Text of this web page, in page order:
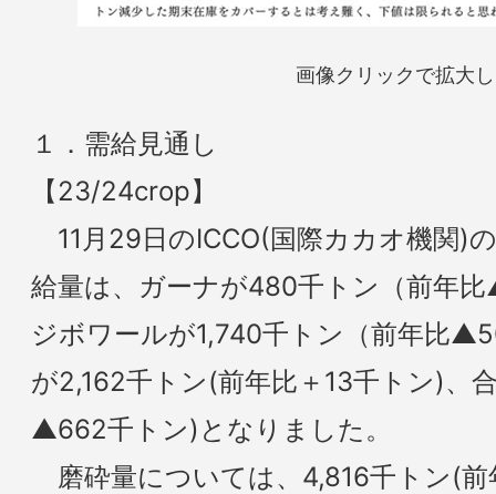
画像クリックで拡大
１．需給見通し
【23/24crop】
11月29日のICCO(国際カカオ機関)
給量は、ガーナが480千トン（前年
ジボワールが1,740千トン（前年比
が2,162千トン(前年比＋13千トン)、
▲662千トン)となりました。
磨砕量については、4,816千トン(